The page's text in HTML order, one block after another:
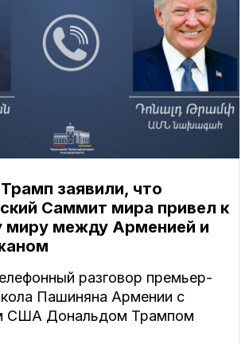
заявили, что
Саммит мира привел к
миру между Арменией и
разговор премьер-
Пашиняна Армении с
США Дональдом Трампом